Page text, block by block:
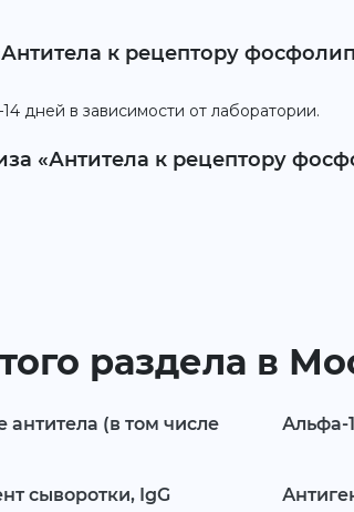
к рецептору
дней в зависимости от лаборатории.
«Антитела к рецептору
раздела в
(в том числе
Альфа-
сыворотки, IgG